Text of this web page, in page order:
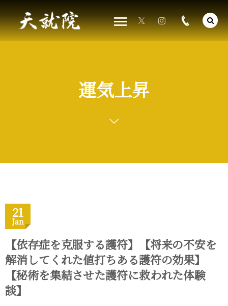
運気上昇
21
Jan
【依存症を克服する護符】【将来の不安を
解消してくれた値打ちある護符の効果】
【秘術を集結させた護符に救われた体験
談】